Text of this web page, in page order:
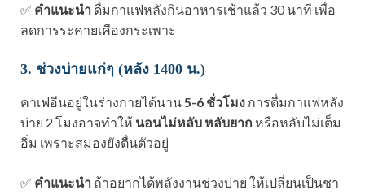
✅ คำแนะนำ ดื่มกาแฟหลังกินอาหารเช้าแล้ว 30 นาที เพื่อ
ลดการระคายเคืองกระเพาะ
3. ช่วงบ่ายแก่ๆ (หลัง 1400 น.)
คาเฟอีนอยู่ในร่างกายได้นาน5-6 ชั่วโมง การดื่มกาแฟหลัง
บ่าย 2 โมงอาจทำให้ นอนไม่หลับ หลับยาก หรือหลับไม่เต็ม
อิ่ม เพราะสมองยังตื่นตัวอยู่
✅ คำแนะนำ ถ้าอยากได้พลังงานช่วงบ่าย ให้เปลี่ยนเป็นชา